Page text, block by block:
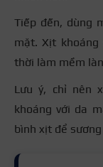
Tiếp đến, dùng
mặt. Xịt
thời làm mềm
Lưu ý, chỉ nên
khoáng với da
bình xịt để